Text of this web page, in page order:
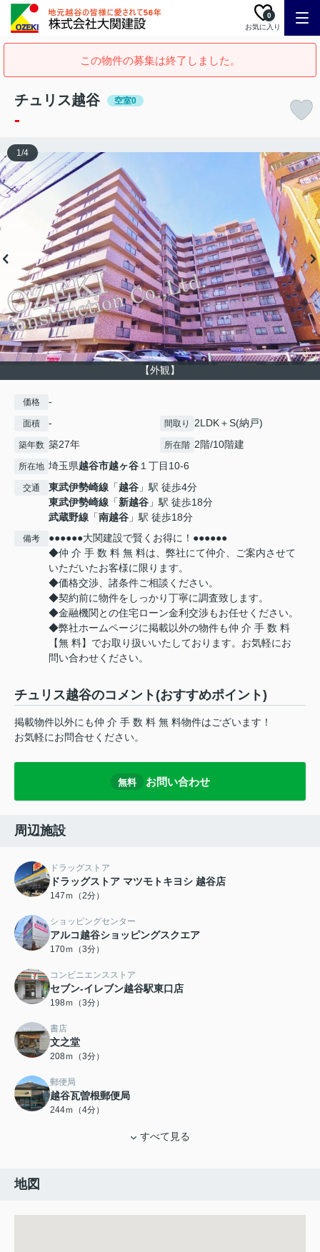
お気に入り
0
この物件の募集は終了しました。
チュリス越谷 空室0
-
【外観】
1/4
価格 -
面積 - 間取り 2LDK＋S(納戸)
築年数 築27年 所在階 2階/10階建
所在地 埼玉県越谷市越ヶ谷１丁目10-6
交通 東武伊勢崎線 「越谷 」駅 徒歩4分
東武伊勢崎線 「新越谷 」駅 徒歩18分
武蔵野線 「南越谷 」駅 徒歩18分
備考
●●●●●●大関建設で賢くお得に！●●●●●●
◆仲 介 手 数 料 無 料は、弊社にて仲介、ご案内させて
いただいたお客様に限ります。
◆価格交渉、諸条件ご相談ください。
◆契約前に物件をしっかり丁寧に調査致します。
◆金融機関との住宅ローン金利交渉もお任せください。
◆弊社ホームページに掲載以外の物件も仲 介 手 数 料
【無 料】でお取り扱いいたしております。お気軽にお
問い合わせください。
チュリス越谷のコメント(おすすめポイント)
掲載物件以外にも仲 介 手 数 料 無 料物件はございます！
お気軽にお問合せください。
無料 お問い合わせ
周辺施設
ドラッグストア
ドラッグストア マツモトキヨシ 越谷店
147ｍ（2分）
ショッピングセンター
アルコ越谷ショッピングスクエア
170ｍ（3分）
コンビニエンスストア
セブン-イレブン越谷駅東口店
198ｍ（3分）
書店
文之堂
208ｍ（3分）
郵便局
越谷瓦曽根郵便局
244ｍ（4分）
すべて見る
地図